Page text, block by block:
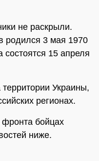
не раскрыли.
родился 3 мая 1970
15 апреля
Украины,
регионах.
бойцах
ниже.